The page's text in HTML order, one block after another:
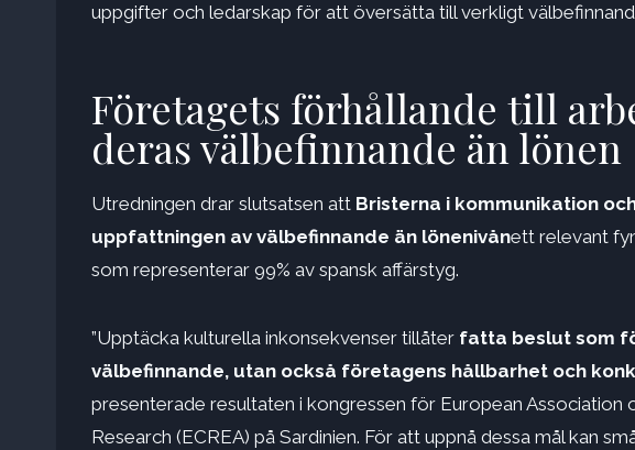
uppgifter och ledarskap för att översätta till verkligt
Företagets förhållande till
deras välbefinnande än lönen
Utredningen drar slutsatsen att Bristerna i kommunikation
uppfattningen av välbefinnande än lönenivånett relevant
som representerar 99% av spansk affärstyg.
”Upptäcka kulturella inkonsekvenser tillåter fatta beslut som
välbefinnande, utan också företagens hållbarhet och
presenterade resultaten i kongressen för European Association
Research (ECREA) på Sardinien. För att uppnå dessa mål kan